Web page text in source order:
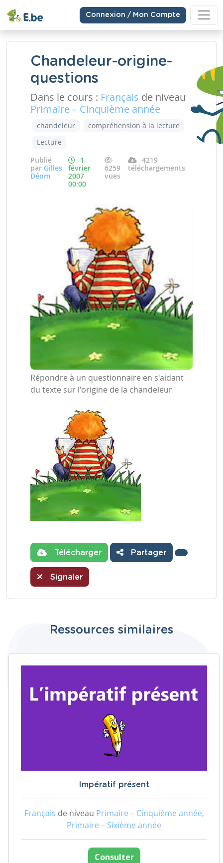
Connexion / Mon Compte
Chandeleur-origine-
questions
Dans le cours : Français de niveau
Primaire – Cinquième année
chandeleur
compréhension à la lecture
Lecture
Publié
par Gilles
Déom
1
février
2007
00:00
6259
vues
4219
téléchargements
Répondre à un questionnaire en s'aidant
du texte sur l'origine de la chandeleur
Télécharger Partager
Signaler
Ressources similaires
Impératif présent
Français de niveau Primaire – Cinquième année,
Primaire – Sixième année
Consulter